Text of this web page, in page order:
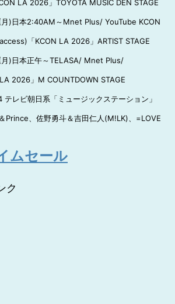
LA 2026」TOYOTA MUSIC DEN STAGE
)日本2:40AM～Mnet Plus/ YouTube KCON
「KCON LA 2026」ARTIST STAGE
)日本正午～TELASA/ Mnet Plus/
2026」M COUNTDOWN STAGE
レビ朝日系「ミュージックステーション」
Prince、佐野勇斗＆吉田仁人(M!LK)、=LOVE
ムセール
ク